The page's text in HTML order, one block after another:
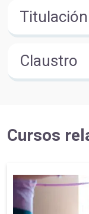
Titulación
Claustro
Cursos